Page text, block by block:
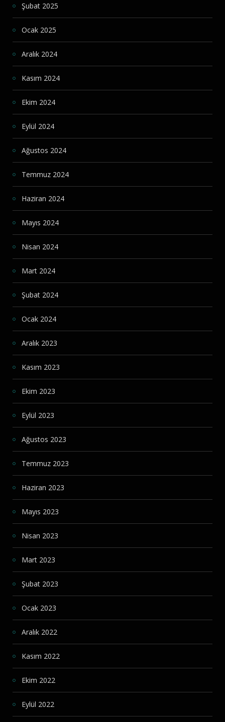
Şubat 2025
Ocak 2025
Aralık 2024
Kasım 2024
Ekim 2024
Eylül 2024
Ağustos 2024
Temmuz 2024
Haziran 2024
Mayıs 2024
Nisan 2024
Mart 2024
Şubat 2024
Ocak 2024
Aralık 2023
Kasım 2023
Ekim 2023
Eylül 2023
Ağustos 2023
Temmuz 2023
Haziran 2023
Mayıs 2023
Nisan 2023
Mart 2023
Şubat 2023
Ocak 2023
Aralık 2022
Kasım 2022
Ekim 2022
Eylül 2022